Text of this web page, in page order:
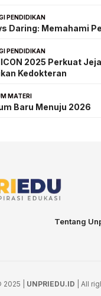
PENDIDIKAN
Daring: Memahami
PENDIDIKAN
2025 Perkuat
Kedokteran
MATERI
Baru Menuju 2026
Tentang
| UNPRIEDU.ID | All